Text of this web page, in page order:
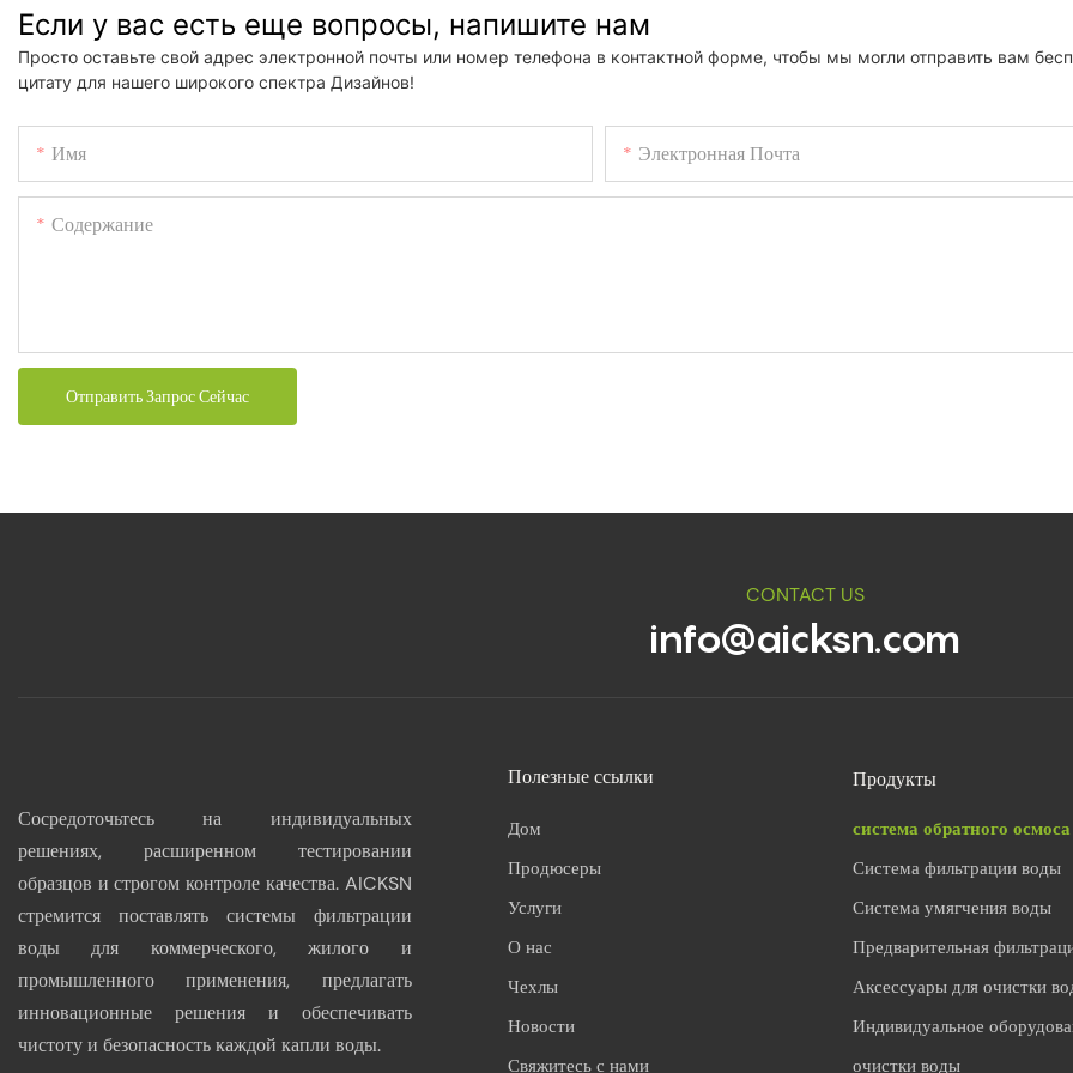
Если у вас есть еще вопросы, напишите нам
Просто оставьте свой адрес электронной почты или номер телефона в контактной форме, чтобы мы могли отправить вам
цитату для нашего широкого спектра Дизайнов!
Имя Электронная Почта
Содержание
Отправить Запрос Сейчас
CONTACT US
info@aicksn.com
Сосредоточьтесь на индивидуальных
решениях, расширенном тестировании
образцов и строгом контроле качества. AICKSN
стремится поставлять системы фильтрации
воды для коммерческого, жилого и
промышленного применения, предлагать
инновационные решения и обеспечивать
чистоту и безопасность каждой капли воды.
Полезные ссылки
Дом
Продюсеры
Услуги
О нас
Чехлы
Новости
Свяжитесь с нами
Продукты
система обратного осмоса
Система фильтрации воды
Система умягчения воды
Предварительная
Аксессуары для очистки
Индивидуальное
очистки воды